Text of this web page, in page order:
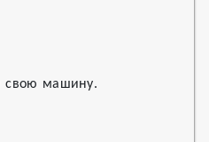
свою машину.